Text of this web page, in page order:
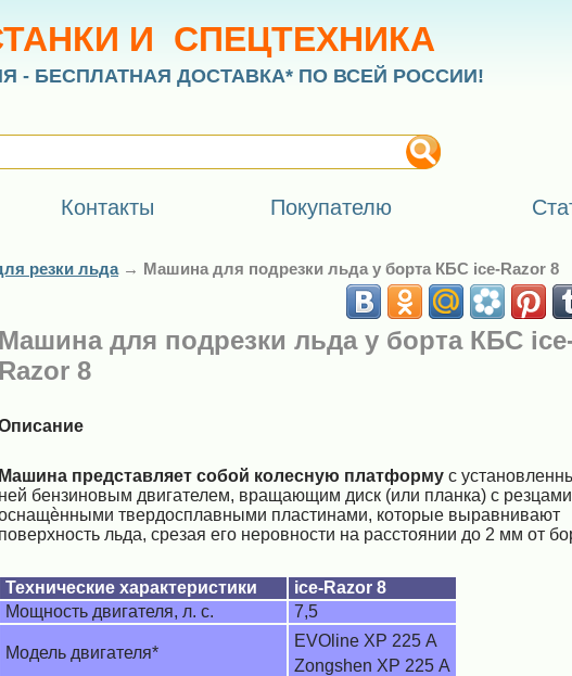
И СПЕЦТЕХНИКА
- БЕСПЛАТНАЯ ДОСТАВКА* ПО ВСЕЙ РОССИИ!
Контакты Покупателю
резки льда→ Машина для подрезки льда у борта КБС ice-Razor 8
Машина для подрезки льда у борта КБС
Razor 8
Машина представляет собой колесную платформу с
ней бензиновым двигателем, вращающим диск (или планка) с
твердосплавными пластинами, которые выравнивают
поверхность льда, срезая его неровности на расстоянии до 2 мм от
Технические характеристики
ice-Razor 8
Мощность двигателя, л. с.
7,5
Модель двигателя*
EVOline XP 225 А
Zongshen XP 225 А